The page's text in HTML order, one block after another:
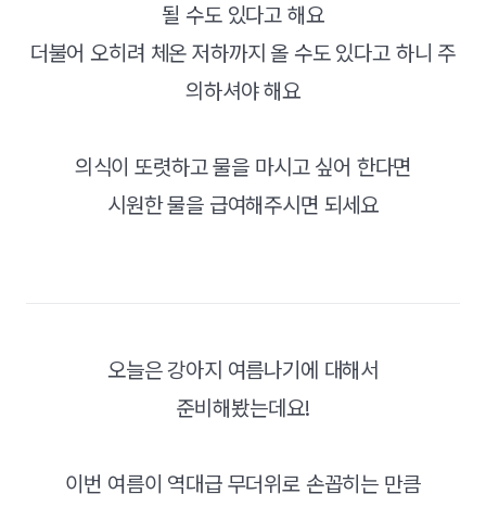
될 수도 있다고 해요
더불어 오히려 체온 저하까지 올 수도 있다고 하니 주
의하셔야 해요
의식이 또렷하고 물을 마시고 싶어 한다면
시원한 물을 급여해주시면 되세요
오늘은 강아지 여름나기에 대해서
준비해봤는데요!
이번 여름이 역대급 무더위로 손꼽히는 만큼